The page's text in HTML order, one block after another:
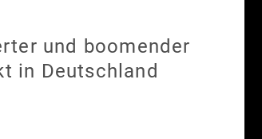
und boomender
in Deutschland